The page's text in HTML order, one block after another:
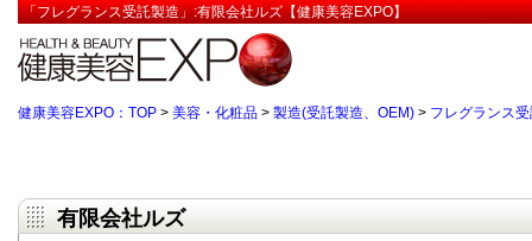
「フレグランス受託製造」:有限会社ルズ【健康美容EXPO】
健康美容EXPO：TOP > 美容・化粧品 > 製造(受託製造、OEM) > フレグランス
有限会社ルズ